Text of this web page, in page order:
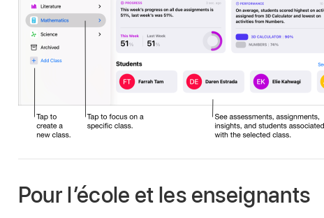
Pour l’école et les enseignants